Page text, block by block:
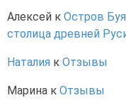
Алексей к Остров
столица древней
Наталия к Отзывы
Марина к Отзывы